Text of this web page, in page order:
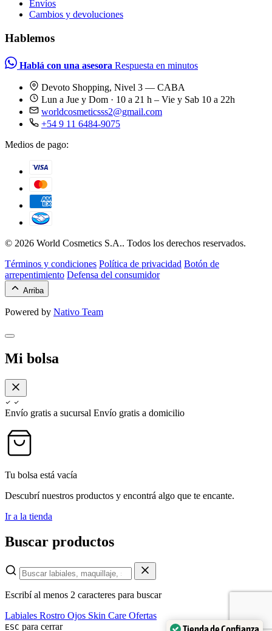
Envíos
Cambios y devoluciones
Hablemos
Hablá con una asesora Respuesta en minutos
Devoto Shopping, Nivel 3 — CABA
Lun a Jue y Dom · 10 a 21 h – Vie y Sab 10 a 22h
worldcosmeticsss2@gmail.com
+54 9 11 6484-9075
Medios de pago:
© 2026 World Cosmetics S.A.. Todos los derechos reservados.
Términos y condiciones Política de privacidad Botón de
arrepentimiento Defensa del consumidor
Arriba
Powered by Nativo Team
Mi bolsa
Envío gratis a sucursal Envío gratis a domicilio
Tu bolsa está vacía
Descubrí nuestros productos y encontrá algo que te encante.
Ir a la tienda
Buscar productos
Escribí al menos 2 caracteres para buscar
Labiales Rostro Ojos Skin Care Ofertas
ESC para cerrar